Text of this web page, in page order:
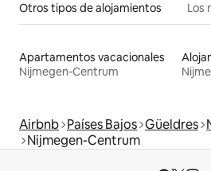
Otros tipos de alojamientos Los
Apartamentos vacacionales
Nijmegen-Centrum
Airbnb Países Bajos Güeldres
Nijmegen-Centrum